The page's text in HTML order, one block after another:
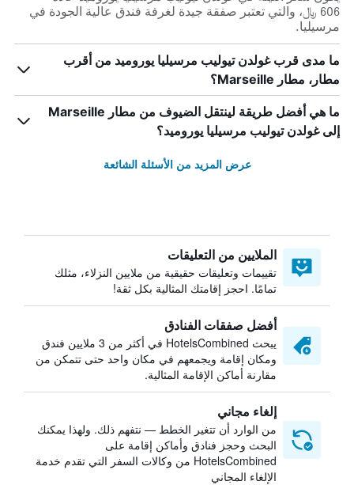
606 ﷼، والتي تعتبر صفقة جيدة لغرفة فندق عالية الجودة في
مرسيليا.
ما مدى قرب غولدن تيوليب مرسيليا يوروميد من أقرب
مطار، مطار Marseille؟
ما هي أفضل طريقة لينتقل الضيوف من مطار Marseille
إلى غولدن تيوليب مرسيليا يوروميد؟
عرض المزيد من الأسئلة الشائعة
الملايين من التعليقات
تقييمات وتعليقات حقيقية من ملايين النزلاء، مثلك
تمامًا. احجز إقامتك المثالية بكل ثقة!
أفضل صفقات الفنادق
يبحث HotelsCombined في أكثر من 3 ملايين فندق
ومكان إقامة ويجمعهم في مكان واحد حتى تتمكن من
مقارنة أماكن الإقامة المثالية.
إلغاء مجاني
من الوارد أن تتغير الخطط — نتفهم ذلك. ولهذا يمكنك
البحث وحجز فنادق وأماكن إقامة على
HotelsCombined من وكالات السفر التي تقدم خدمة
الإلغاء المجاني